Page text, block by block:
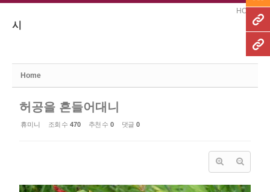
HOME
시
Home
허공을 흔들어대니
휴미니 조회 수 470 추천 수 0 댓글 0